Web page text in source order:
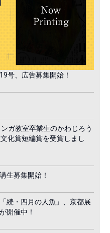
号、広告募集開始！
ガ教室卒業生のかわじろう
化賞短編賞を受賞しまし
生募集開始！
続・四月の人魚」、京都展
開催中！